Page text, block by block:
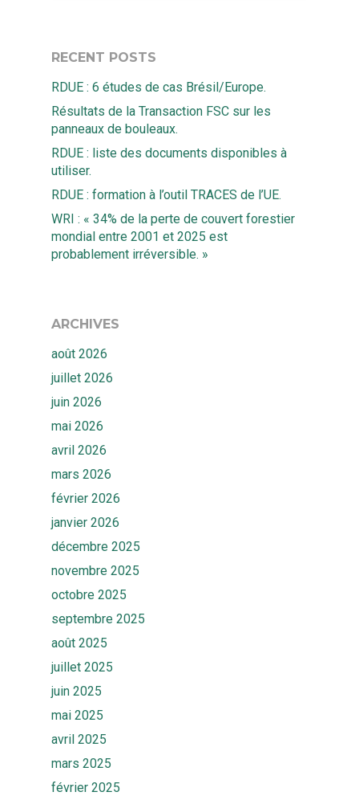
RECENT POSTS
RDUE : 6 études de cas Brésil/Europe.
Résultats de la Transaction FSC sur les
panneaux de bouleaux.
RDUE : liste des documents disponibles à
utiliser.
RDUE : formation à l’outil TRACES de l’UE.
WRI : « 34% de la perte de couvert forestier
mondial entre 2001 et 2025 est
probablement irréversible. »
ARCHIVES
août 2026
juillet 2026
juin 2026
mai 2026
avril 2026
mars 2026
février 2026
janvier 2026
décembre 2025
novembre 2025
octobre 2025
septembre 2025
août 2025
juillet 2025
juin 2025
mai 2025
avril 2025
mars 2025
février 2025